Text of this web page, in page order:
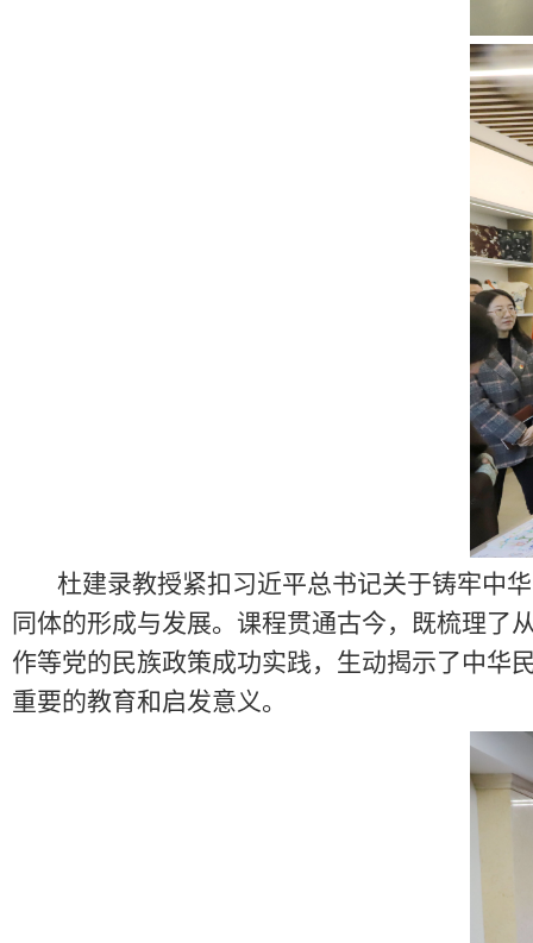
杜建录教授紧扣习近平总书记关于铸牢中
同体的形成与发展。课程贯通古今，既梳理了
作等党的民族政策成功实践，生动揭示了中华
重要的教育和启发意义。